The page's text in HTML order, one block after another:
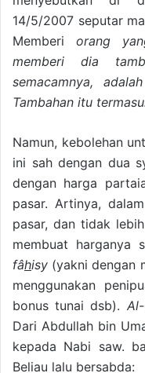
14/5/2007 seputar
Memberi orang
memberi dia
semacamnya,
Tambahan itu
Namun, kebolehan
ini sah dengan dua
dengan harga
pasar. Artinya,
pasar, dan tidak
membuat harganya
fâhisy (yakni dengan
menggunakan
bonus tunai dsb).
Dari Abdullah bin
kepada Nabi saw.
Beliau lalu bersabda: